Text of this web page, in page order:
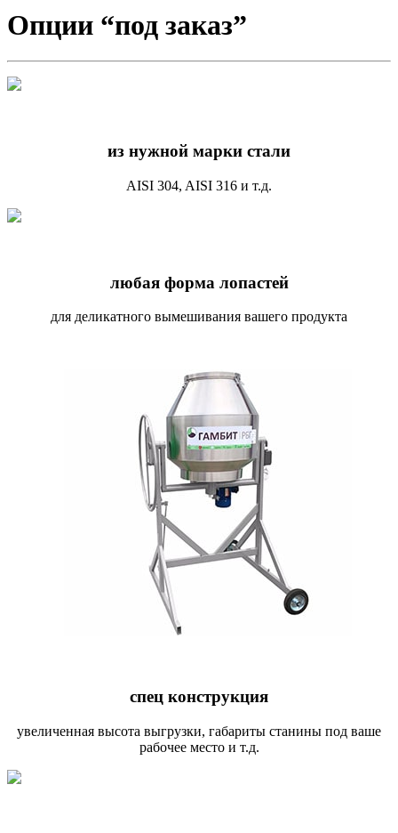
Опции “под заказ”
из нужной марки стали
AISI 304, AISI 316 и т.д.
любая форма лопастей
для деликатного вымешивания вашего продукта
спец конструкция
увеличенная высота выгрузки, габариты станины под ваше
рабочее место и т.д.